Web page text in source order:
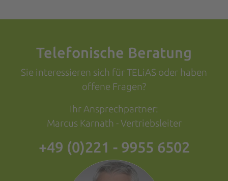
Telefonische Beratung
Sie interessieren sich für TELiAS oder haben
offene Fragen?
Ihr Ansprechpartner:
Marcus Karnath - Vertriebsleiter
+49 (0)221 - 9955 6502